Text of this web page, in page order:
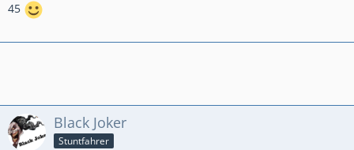
45
Black Joker
Stuntfahrer